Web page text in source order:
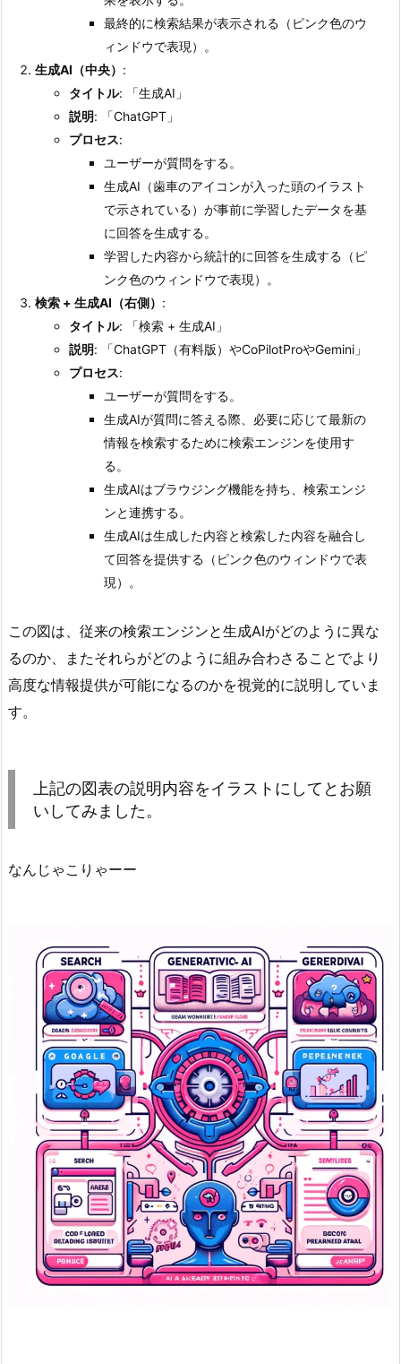
最終的に検索結果が表示される（ピンク色のウ
ィンドウで表現）。
生成AI（中央） :
タイトル: 「生成AI」
説明: 「ChatGPT」
プロセス:
ユーザーが質問をする。
生成AI（歯車のアイコンが入った頭のイラスト
で示されている）が事前に学習したデータを基
に回答を生成する。
学習した内容から統計的に回答を生成する（ピ
ンク色のウィンドウで表現）。
検索 + 生成AI（右側） :
タイトル: 「検索 + 生成AI」
説明: 「ChatGPT（有料版）やCoPilotProやGemini」
プロセス:
ユーザーが質問をする。
生成AIが質問に答える際、必要に応じて最新の
情報を検索するために検索エンジンを使用す
る。
生成AIはブラウジング機能を持ち、検索エンジ
ンと連携する。
生成AIは生成した内容と検索した内容を融合し
て回答を提供する（ピンク色のウィンドウで表
現）。
この図は、従来の検索エンジンと生成AIがどのように異な
るのか、またそれらがどのように組み合わさることでより
高度な情報提供が可能になるのかを視覚的に説明していま
す。
上記の図表の説明内容をイラストにしてとお願
いしてみました。
なんじゃこりゃーー